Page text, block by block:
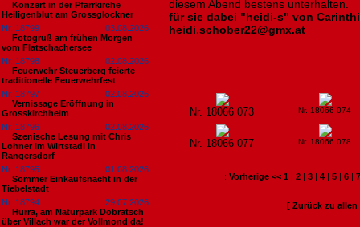
Konzert in der Pfarrkirche
Heiligenblut am Grossglockner
Nr. 18799
03.08.2026
Fotogruß am frühen Morgen
vom Flatschachersee
Nr. 18798
02.08.2026
Feuerwehr Steuerberg feierte
traditionelle Feuerwehrfest
Nr. 18797
02.08.2026
Vernissage Eröffnung in
Grosskirchheim
Nr. 18796
02.08.2026
Szenische Lesung mit Chris
Lohner im Wirtstadl in
Rangersdorf
Nr. 18795
01.08.2026
Sommer Einkaufsnacht in der
Tiebelstadt
Nr. 18794
29.07.2026
Hurra, am Naturpark Dobratsch
über Villach war der Vollmond da!
diesem Abend bestens unterhalten.
für sie dabei "heidi-s" von
heidi.schober22@gmx.at
Nr. 18066 073 Nr. 18066 074
Nr. 18066 077 Nr. 18066 078
: Vorherige << 1 | 2 | 3 | 4 | 5 | 6 | 7
[ Zurück zu